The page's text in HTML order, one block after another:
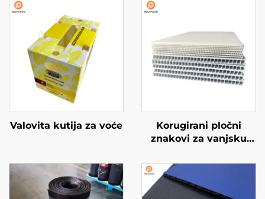
Valovita kutija za voće
Korugirani pločni
znakovi za vanjsku